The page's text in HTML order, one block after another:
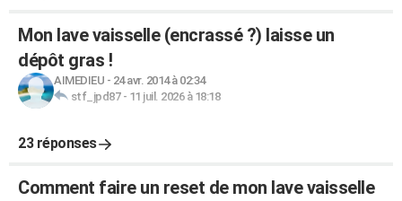
Mon lave vaisselle (encrassé ?) laisse un
dépôt gras !
AIMEDIEU - 24 avr. 2014 à 02:34
stf_jpd87- 11 juil. 2026 à 18:18
23 réponses
Comment faire un reset de mon lave vaisselle